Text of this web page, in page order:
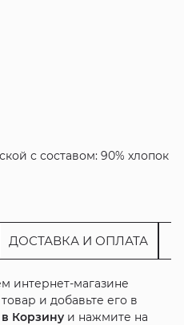
с составом: 90% хлопок
ДОСТАВКА И ОПЛАТА
интернет-магазине
и добавьте его в
в Корзинуи нажмите на